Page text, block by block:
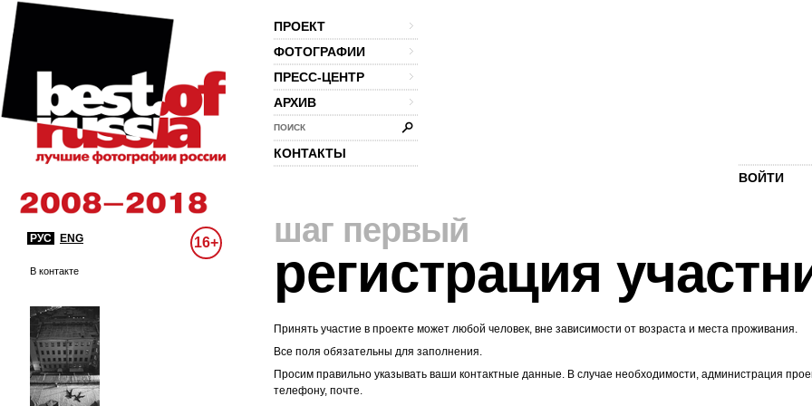
ПРОЕКТ
ФОТОГРАФИИ
ПРЕСС-ЦЕНТР
АРХИВ
ПОИСК
КОНТАКТЫ
ВОЙТИ
РУС ENG 16+
В контакте
шаг первый
регистрация
Принять участие в проекте может любой человек, вне зависимости от возраста и места проживания.
Все поля обязательны для заполнения.
Просим правильно указывать ваши контактные данные. В случае необходимости, администрация
телефону, почте.